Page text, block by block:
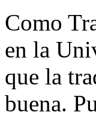
Como
en la
que la
buena.